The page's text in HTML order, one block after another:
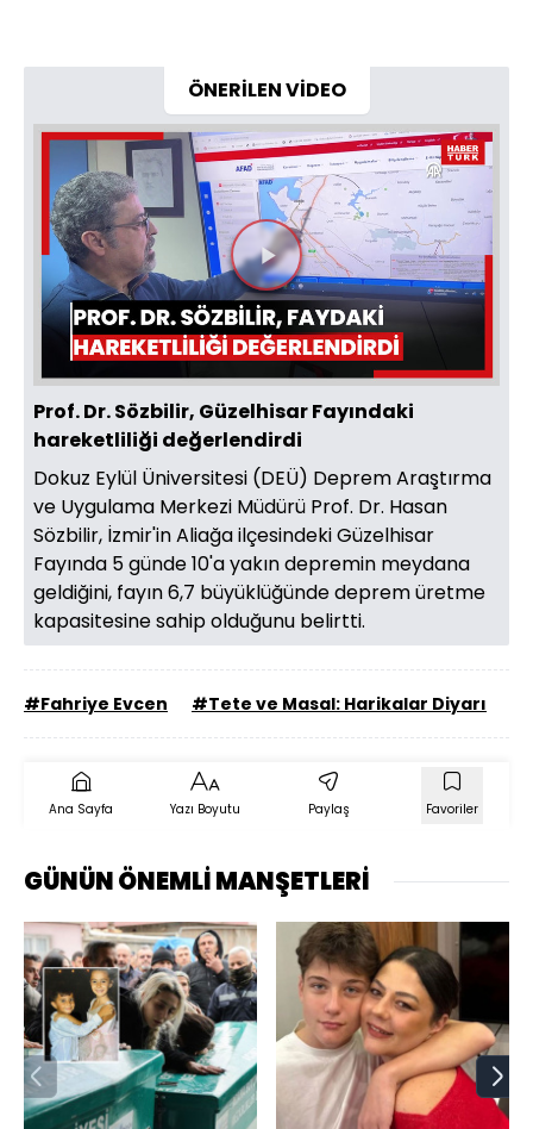
ÖNERİLEN VİDEO
Videoyu
Oynat
Prof. Dr. Sözbilir, Güzelhisar Fayındaki
hareketliliği değerlendirdi
Dokuz Eylül Üniversitesi (DEÜ) Deprem Araştırma
ve Uygulama Merkezi Müdürü Prof. Dr. Hasan
Sözbilir, İzmir'in Aliağa ilçesindeki Güzelhisar
Fayında 5 günde 10'a yakın depremin meydana
geldiğini, fayın 6,7 büyüklüğünde deprem üretme
kapasitesine sahip olduğunu belirtti.
#Fahriye Evcen #Tete ve Masal: Harikalar Diyarı
Ana Sayfa Yazı Boyutu Paylaş Favoriler
GÜNÜN ÖNEMLİ MANŞETLERİ